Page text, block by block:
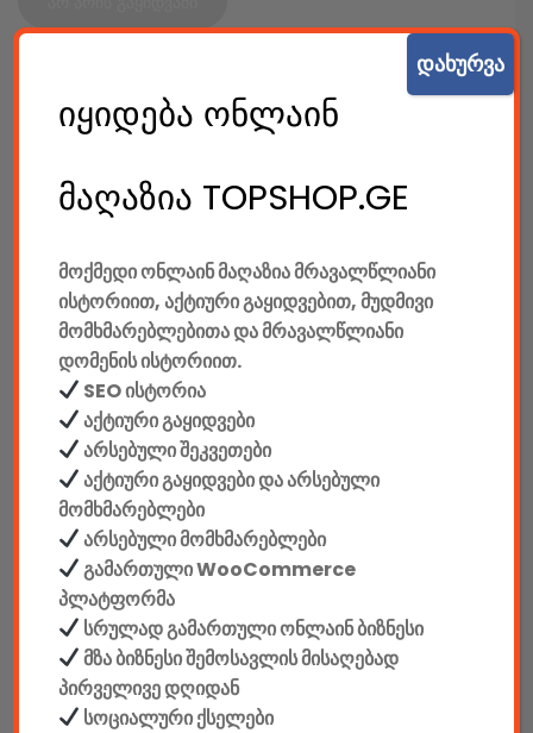
9019
კატეგორიები:კაბელიანი კლავიატურები
მაუსები ,მაუსპადები,ტექ. აქსესუარები
აღწერა დამატებითი ინფორმაცია
ᲐᲦᲬᲔᲠᲐ
მწარმოებელი: Redragon
კლავიატურა
მწარმოებელი: Redragon
ინტერფეისი: USB
იყიდება ონლაინ
მაღაზია TOPSHOP.GE
მოქმედი ონლაინ მაღაზია მრავალწლიანი
ისტორიით, აქტიური გაყიდვებით, მუდმივი
მომხმარებლებითა და მრავალწლიანი
დომენის ისტორიით.
SEO ისტორია
აქტიური გაყიდვები
არსებული შეკვეთები
აქტიური გაყიდვები და არსებული
მომხმარებლები
არსებული მომხმარებლები
გამართული WooCommerce
პლატფორმა
სრულად გამართული ონლაინ ბიზნესი
მზა ბიზნესი შემოსავლის მისაღებად
პირველივე დღიდან
სოციალური ქსელები
დახურვა